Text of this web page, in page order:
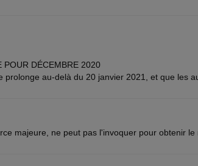
POUR DÉCEMBRE 2020
au-delà du 20 janvier 2021, et que les
majeure, ne peut pas l'invoquer pour obtenir le